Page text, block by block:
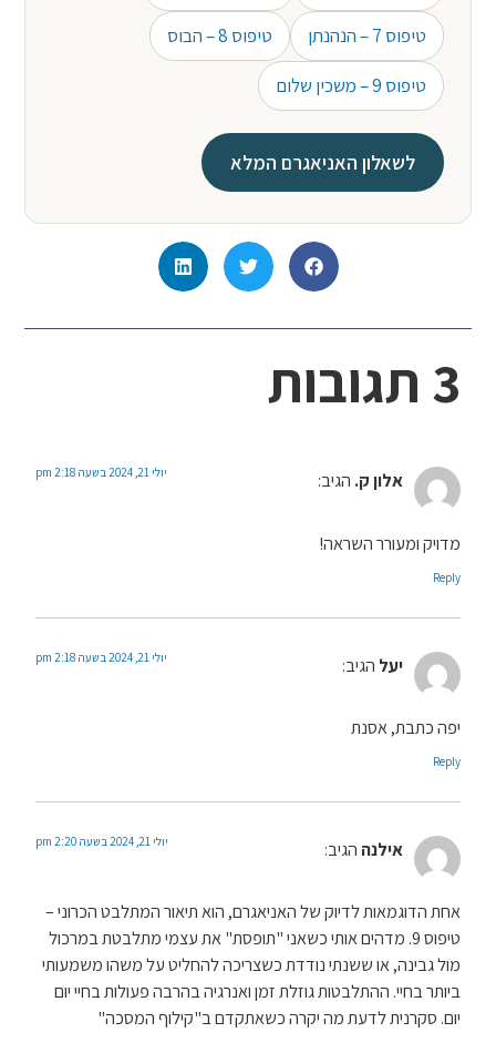
טיפוס 7 – הנהנתן טיפוס 8 – הבוס
טיפוס 9 – משכין שלום
לשאלון האניאגרם המלא
3 תגובות
אלון ק. הגיב: יולי 21, 2024 בשעה 2:18 pm
מדויק ומעורר השראה!
Reply
יעל הגיב: יולי 21, 2024 בשעה 2:18 pm
יפה כתבת, אסנת
Reply
אילנה הגיב: יולי 21, 2024 בשעה 2:20 pm
אחת הדוגמאות לדיוק של האניאגרם, הוא תיאור המתלבט הכרוני –
טיפוס 9. מדהים אותי כשאני "תופסת" את עצמי מתלבטת במרכול
מול גבינה, או ששנתי נודדת כשצריכה להחליט על משהו משמעותי
ביותר בחיי. ההתלבטות גוזלת זמן ואנרגיה בהרבה פעולות בחיי יום
יום. סקרנית לדעת מה יקרה כשאתקדם ב"קילוף המסכה"